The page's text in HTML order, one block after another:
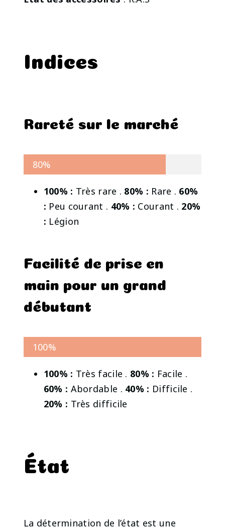
Indices
Rareté sur le marché
80%
100% : Très rare . 80% : Rare . 60%
: Peu courant . 40% : Courant . 20%
: Légion
Facilité de prise en
main pour un grand
débutant
100%
100% : Très facile . 80% : Facile .
60% : Abordable . 40% : Difficile .
20% : Très difficile
État
La détermination de l’état est une